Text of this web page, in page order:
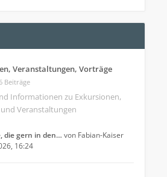
Veranstaltungen, Vorträge
Beiträge
Informationen zu Exkursionen,
Veranstaltungen
die gern in den… von Fabian-Kaiser
16:24